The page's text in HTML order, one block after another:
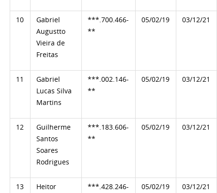
10
Gabriel
Augustto
Vieira de
Freitas
***.700.466-
**
05/02/19 03/12/21
11
Gabriel
Lucas Silva
Martins
***.002.146-
**
05/02/19 03/12/21
12
Guilherme
Santos
Soares
Rodrigues
***.183.606-
**
05/02/19 03/12/21
13
Heitor
***.428.246-
05/02/19 03/12/21